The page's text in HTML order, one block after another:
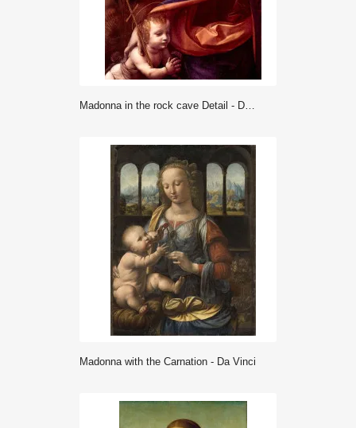
Madonna in the rock cave Detail - Da Vinci
Madonna with the Carnation - Da Vinci